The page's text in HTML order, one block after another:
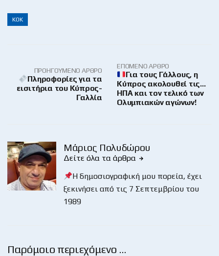
ΚΟΚ
ΠΡΟΗΓΟΎΜΕΝΟ ΆΡΘΡΟ
Πληροφορίες για τα
εισιτήρια του Κύπρος-
Γαλλία
ΕΠΌΜΕΝΟ ΆΡΘΡΟ
Για τους Γάλλους, η
Κύπρος ακολουθεί τις…
ΗΠΑ και τον τελικό των
Ολυμπιακών αγώνων!
Μάριος Πολυδώρου
Δείτε όλα τα άρθρα
Η δημοσιογραφική μου πορεία, έχει
ξεκινήσει από τις 7 Σεπτεμβρίου του
1989
Παρόμοιο περιεχόμενο …